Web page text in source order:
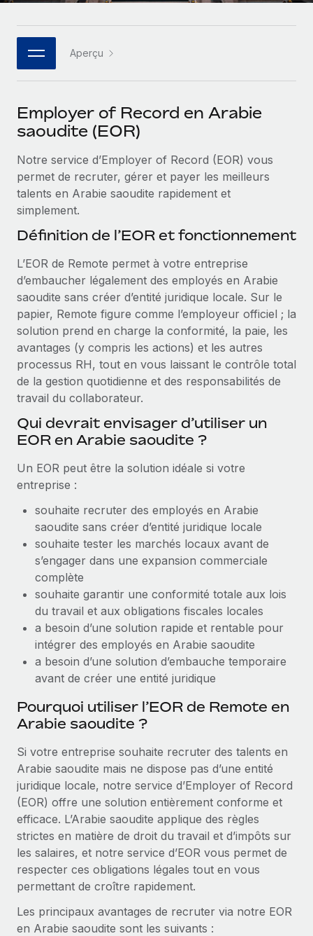
notre MCP
Intégrations
Demandez aux experts
Recevez des conseils d’experts sur les RH à
l’international et la conformité
Contrôles d’antécédents
candidats
Remote Watchtower
Gardez un temps d’avance sur les risques en
matière de conformité
Gestion des appareils
Achetez et suivez vos équipements informatiques
dans le monde entier
Création d’entité
Établissez des entités rapidement et en toute
Mobilité et déménagement international
Organisez facilement le déménagement de vos
employés
Avantages sociaux
Gérez facilement les avantages sociaux
Les RH à l’international pour les grandes entreprises
TRAVAILLONS ENSEMBLE
Intégrez les RH à l’international de manière flexible
Devenir partenaire
Explorez avec nous vos opportunités de partenariat
Remote Build
Bientôt disponible
ÉTUDES DE CAS
Descriptions de postes
Webinaires
Événements
Salle de presse
Données sur les salaires et les talents
Centre de ressources
BLOG
Paie multipays
EOR et PEO
Gestion des freelances
Explorer le blog
BLOG
Mises à jour des produits de Remote :
Intégrations Gusto et Xero et Gestion des
freelances Plus
Remote a toujours pour mission d'aider les entreprises de
toute taille à embaucher, gérer et payer...
En savoir plus
Comment Phiture gère ses 55 employés
répartis dans 19 pays grâce à Remote
croissance mobile internationale, encourage les...
한국어 Aperçu
Employer of Record en Arabie
saoudite (EOR)
Notre service d’Employer of Record (EOR) vous
permet de recruter, gérer et payer les meilleurs
talents en Arabie saoudite rapidement et
simplement.
Définition de l’EOR et fonctionnement
L’EOR de Remote permet à votre entreprise
d’embaucher légalement des employés en Arabie
saoudite sans créer d’entité juridique locale. Sur le
papier, Remote figure comme l’employeur officiel ; la
solution prend en charge la conformité, la paie, les
avantages (y compris les actions) et les autres
processus RH, tout en vous laissant le contrôle total
de la gestion quotidienne et des responsabilités de
travail du collaborateur.
Qui devrait envisager d’utiliser un
EOR en Arabie saoudite ?
Un EOR peut être la solution idéale si votre
entreprise :
souhaite recruter des employés en Arabie
saoudite sans créer d’entité juridique locale
souhaite tester les marchés locaux avant de
s’engager dans une expansion commerciale
complète
souhaite garantir une conformité totale aux lois
du travail et aux obligations fiscales locales
a besoin d’une solution rapide et rentable pour
intégrer des employés en Arabie saoudite
a besoin d’une solution d’embauche temporaire
avant de créer une entité juridique
Pourquoi utiliser l’EOR de Remote en
Arabie saoudite ?
Si votre entreprise souhaite recruter des talents en
Arabie saoudite mais ne dispose pas d’une entité
juridique locale, notre service d’Employer of Record
(EOR) offre une solution entièrement conforme et
efficace. L’Arabie saoudite applique des règles
strictes en matière de droit du travail et d’impôts sur
les salaires, et notre service d’EOR vous permet de
respecter ces obligations légales tout en vous
permettant de croître rapidement.
Les principaux avantages de recruter via notre EOR
en Arabie saoudite sont les suivants :